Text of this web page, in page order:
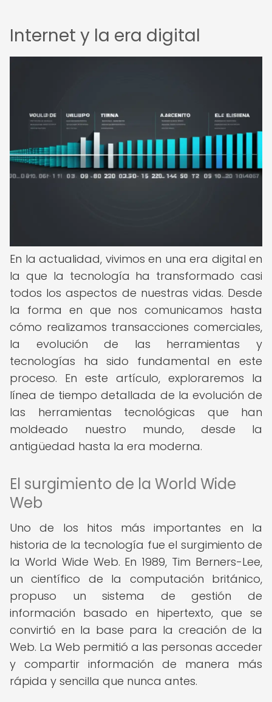
Internet y la era digital
En la actualidad, vivimos en una era digital en
la que la tecnología ha transformado casi
todos los aspectos de nuestras vidas. Desde
la forma en que nos comunicamos hasta
cómo realizamos transacciones comerciales,
la evolución de las herramientas y
tecnologías ha sido fundamental en este
proceso. En este artículo, exploraremos la
línea de tiempo detallada de la evolución de
las herramientas tecnológicas que han
moldeado nuestro mundo, desde la
antigüedad hasta la era moderna.
El surgimiento de la World Wide
Web
Uno de los hitos más importantes en la
historia de la tecnología fue el surgimiento de
la World Wide Web. En 1989, Tim Berners-Lee,
un científico de la computación británico,
propuso un sistema de gestión de
información basado en hipertexto, que se
convirtió en la base para la creación de la
Web. La Web permitió a las personas acceder
y compartir información de manera más
rápida y sencilla que nunca antes.